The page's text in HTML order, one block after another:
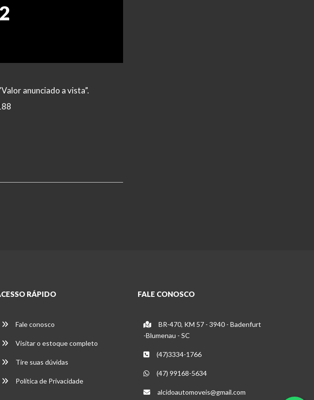
anunciado a vista”.
RÁPIDO
Fale conosco
Visitar o estoque completo
Tire suas dúvidas
Política de Privacidade
FALE CONOSCO
BR-470, KM 57 - 3940 - Badenfurt
-Blumenau - SC
(47)3334-1766
(47) 99168-5634
alcidoautomoveis@gmail.com